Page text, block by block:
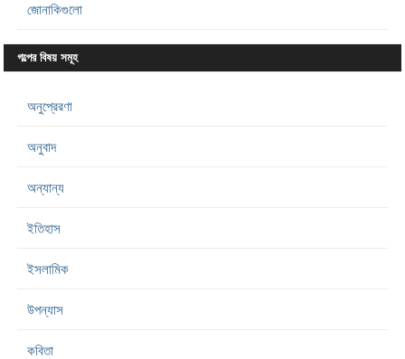
জোনাকিগুলো
গল্পের বিষয় সমূহ
অনুপ্রেরণা
অনুবাদ
অন্যান্য
ইতিহাস
ইসলামিক
উপন্যাস
কবিতা